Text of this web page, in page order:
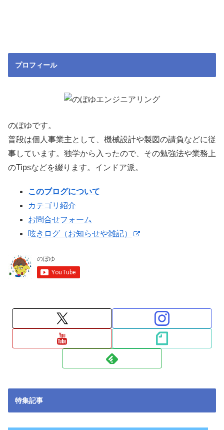
プロフィール
のぼゆです。
普段は個人事業主として、機械設計や製図の請負などに従
事しています。独学から入ったので、その勉強法や業務上
のTipsなどを綴ります。インドア派。
このブログについて
カテゴリ紹介
お問合せフォーム
呟きログ（お知らせや雑記）
特集記事